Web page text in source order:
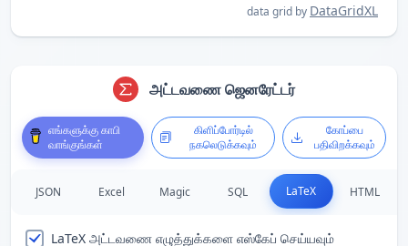
data grid by DataGridXL
அட்டவணை ஜெனரேட்டர்
எங்களுக்கு காபி
வாங்குங்கள்
கிளிப்போர்டில்
நகலெடுக்கவும்
கோப்பை
பதிவிறக்கவும்
JSON Excel Magic SQL LaTeX HTML
LaTeX அட்டவணை எழுத்துக்களை எஸ்கேப் செய்யவும்